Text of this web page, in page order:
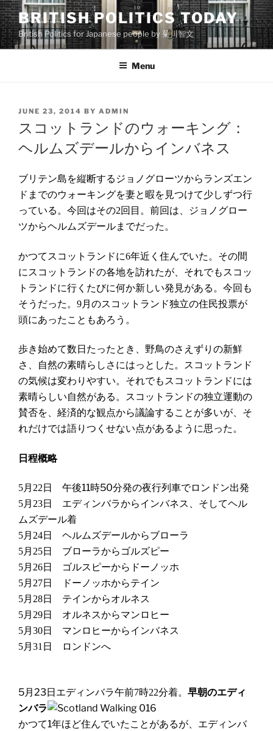
Skip
to
content
BRITISH POLITICS TODAY
British Politics for Japanese people by 菊川智文
Menu
POSTED
JUNE 23, 2014 BY ADMIN
スコットランドのウォーキング：
ヘルムズデールからインバネス
ブリテン島を縦断するジョノグローツからランズエン
ドまでのウォーキングを妻と暇を見つけて少しずつ行
っている。今回はその2回目。前回は、ジョノグロー
ツからヘルムズデールまでだった。
かつてスコットランドに6年近く住んでいた。その間
にスコットランドの各地を訪れたが、それでもスコッ
トランドに行くたびに何か新しい発見がある。今回も
そうだった。 9月のスコットランド独立の住民投票が
頭にあったこともあろう。
歩き始めて数日たったとき、野鳥のさえずりの新鮮
さ、自然の素晴らしさにはっとした。スコットランド
の気候は変わりやすい。それでもスコットランドには
素晴らしい自然がある。スコットランドの独立運動の
賛否を、経済的な観点から議論することが多いが、そ
れだけでは語りつくせない点があるように思った。
日程概略
5月 22 日 午後11時50分発の夜行列車でロンドン出発
5月 23日 エディンバラからインバネス、そしてヘル
ムズデール着
5月 24日 ヘルムズデールからブローラ
5月 25日 ブローラからゴルズピー
5月 26日 ゴルスピーからドーノッホ
5月 27日 ドーノッホからテイン
5月 28日 テインからオルネス
5月 29日 オルネスからマンロヒー
5月 30日 マンロヒーからインバネス
5月 31 日 ロンドンへ
5月23日エディンバラ午前7時22分着。 早朝のエディ
ンバラ
かつて1年ほど住んでいたことがあるが、エディンバ